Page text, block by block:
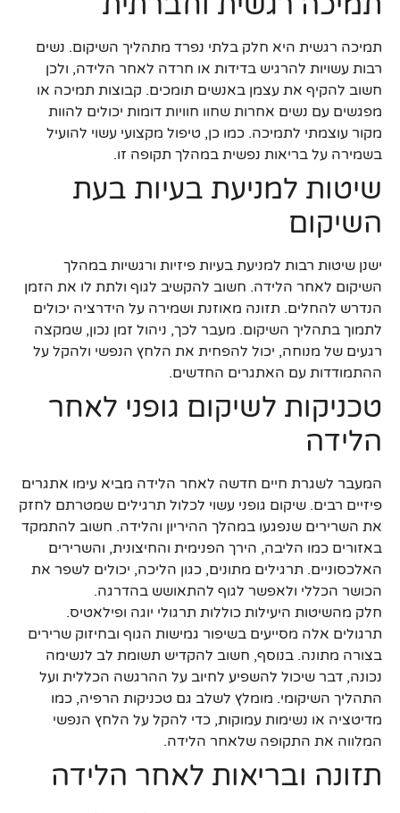
תמיכה רגשית היא חלק בלתי נפרד מתהליך השיקום. נשים
רבות עשויות להרגיש בדידות או חרדה לאחר הלידה, ולכן
חשוב להקיף את עצמן באנשים תומכים. קבוצות תמיכה או
מפגשים עם נשים אחרות שחוו חוויות דומות יכולים להוות
מקור עוצמתי לתמיכה. כמו כן, טיפול מקצועי עשוי להועיל
בשמירה על בריאות נפשית במהלך תקופה זו.
שיטות למניעת בעיות בעת
השיקום
ישנן שיטות רבות למניעת בעיות פיזיות ורגשיות במהלך
השיקום לאחר הלידה. חשוב להקשיב לגוף ולתת לו את הזמן
הנדרש להחלים. תזונה מאוזנת ושמירה על הידרציה יכולים
לתמוך בתהליך השיקום. מעבר לכך, ניהול זמן נכון, שמקצה
רגעים של מנוחה, יכול להפחית את הלחץ הנפשי ולהקל על
ההתמודדות עם האתגרים החדשים.
טכניקות לשיקום גופני לאחר
הלידה
המעבר לשגרת חיים חדשה לאחר הלידה מביא עימו אתגרים
פיזיים רבים. שיקום גופני עשוי לכלול תרגילים שמטרתם לחזק
את השרירים שנפגעו במהלך ההיריון והלידה. חשוב להתמקד
באזורים כמו הליבה, הירך הפנימית והחיצונית, והשרירים
האלכסוניים. תרגילים מתונים, כגון הליכה, יכולים לשפר את
הכושר הכללי ולאפשר לגוף להתאושש בהדרגה.
חלק מהשיטות היעילות כוללות תרגולי יוגה ופילאטיס.
תרגולים אלה מסייעים בשיפור גמישות הגוף ובחיזוק שרירים
בצורה מתונה. בנוסף, חשוב להקדיש תשומת לב לנשימה
נכונה, דבר שיכול להשפיע לחיוב על ההרגשה הכללית ועל
התהליך השיקומי. מומלץ לשלב גם טכניקות הרפיה, כמו
מדיטציה או נשימות עמוקות, כדי להקל על הלחץ הנפשי
המלווה את התקופה שלאחר הלידה.
תזונה ובריאות לאחר הלידה